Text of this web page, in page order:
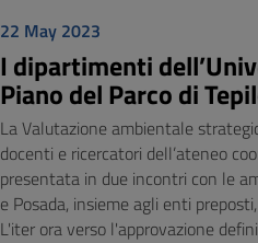
22 May 2023
I dipartimenti
Piano del Parco di
La Valutazione ambientale
docenti e ricercatori dell’ateneo
presentata in due incontri con le
e Posada, insieme agli enti
L'iter ora verso l'approvazione